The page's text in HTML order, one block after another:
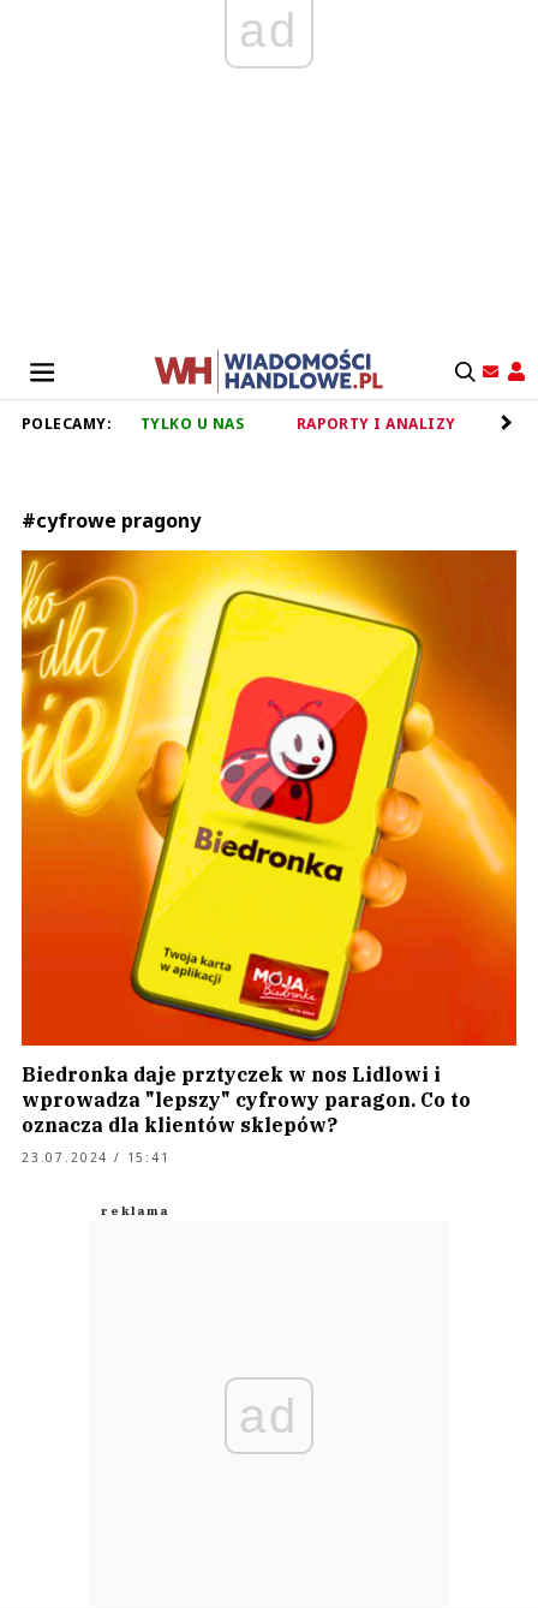
ad
POLECAMY: TYLKO U NAS RAPORTY I ANALIZY
#cyfrowe pragony
Biedronka daje prztyczek w nos Lidlowi i
wprowadza "lepszy" cyfrowy paragon. Co to
oznacza dla klientów sklepów?
23.07.2024 / 15:41
ad